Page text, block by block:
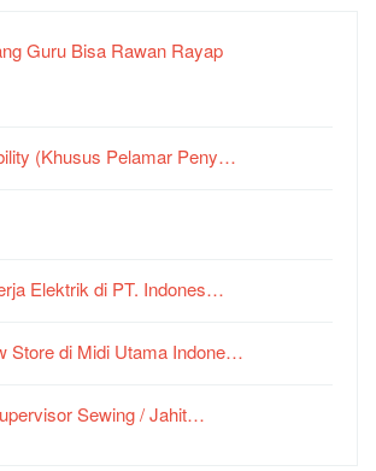
Guru Bisa Rawan Rayap
(Khusus Pelamar Peny…
Elektrik di PT. Indones…
Store di Midi Utama Indone…
Sewing / Jahit…